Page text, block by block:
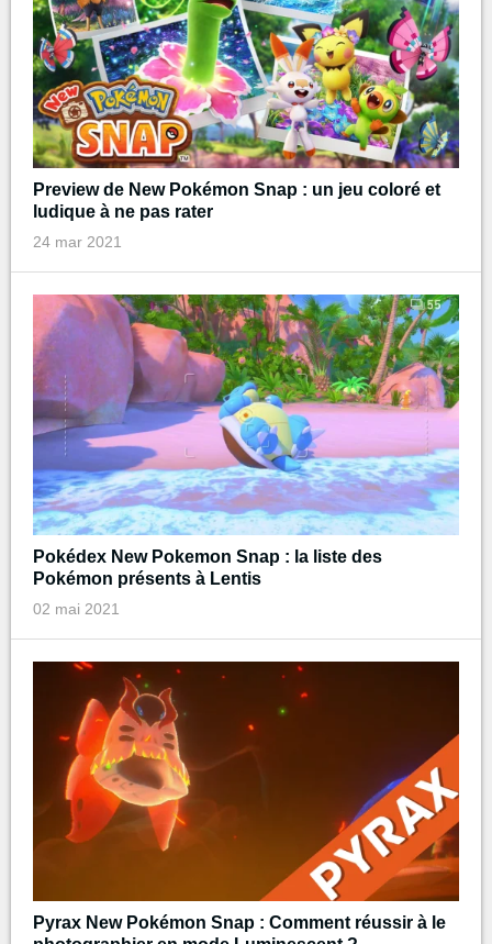
Preview de New Pokémon Snap : un jeu coloré et
ludique à ne pas rater
24 mar 2021
Pokédex New Pokemon Snap : la liste des
Pokémon présents à Lentis
02 mai 2021
Pyrax New Pokémon Snap : Comment réussir à le